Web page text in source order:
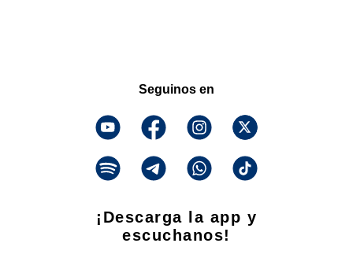
Seguinos en
¡Descarga la app y
escuchanos!